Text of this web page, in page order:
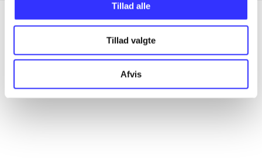
Tillad alle
Tillad valgte
Afvis
Artikler
Alle registrerede artikler fordelt på udgivelser